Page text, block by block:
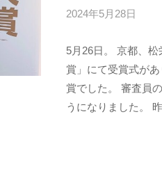
2024年5月28日
k
o
t
o
5月26日。 京都、
賞」にて受賞式が
賞でした。 審査員
うになりました。